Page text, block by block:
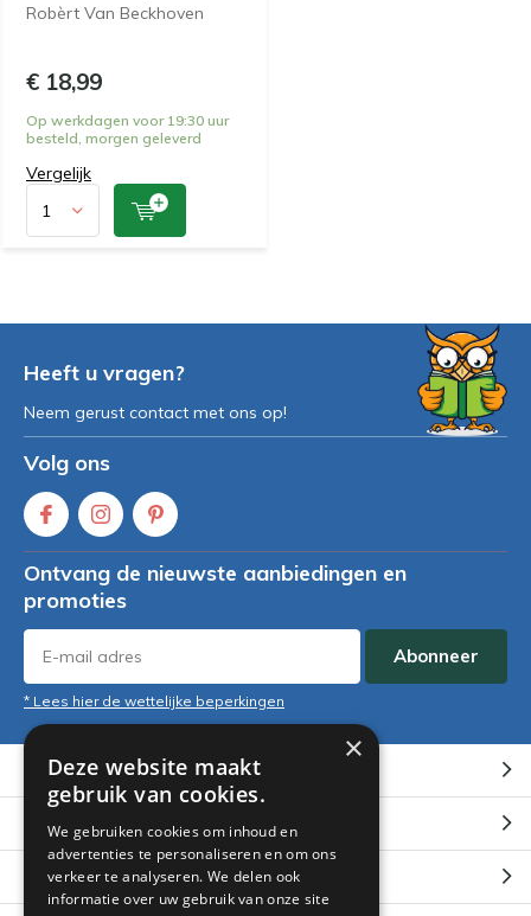
Robèrt Van Beckhoven
€ 18,99
Op werkdagen voor 19:30 uur
besteld, morgen geleverd
Vergelijk
Heeft u vragen?
Neem gerust contact met ons op!
Volg ons
Ontvang de nieuwste aanbiedingen en
promoties
Abonneer
* Lees hier de wettelijke beperkingen
Klantenservice
Mijn account
Categorieën
×
Deze website maakt
gebruik van cookies.
We gebruiken cookies om inhoud en
advertenties te personaliseren en om ons
verkeer te analyseren. We delen ook
informatie over uw gebruik van onze site